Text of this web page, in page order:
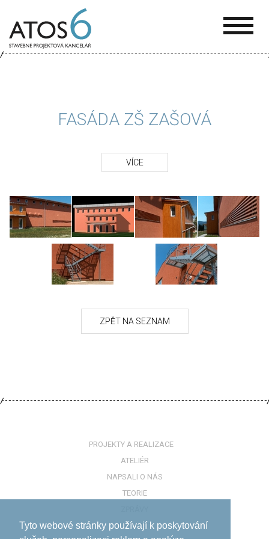
Tyto webové stránky používají k poskytování
6
FASÁDA ZŠ ZAŠOVÁ
VÍCE
PROJEKTY A REALIZACE
ATELIÉR
NAPSALI O NÁS
TEORIE
KONTAKTY